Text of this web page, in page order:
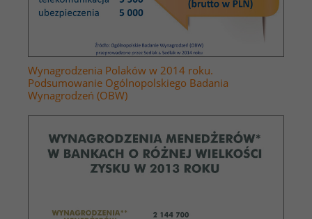
Wynagrodzenia Polaków w 2014 roku.
Podsumowanie Ogólnopolskiego Badania
Wynagrodzeń (OBW)